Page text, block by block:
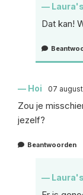
Dat kan!
Hoi 07
Zou je
jezelf?
Beantwoorden